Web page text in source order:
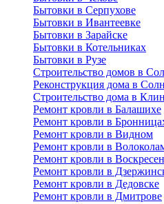
Бытовки в Серпухове
Бытовки в Ивантеевке
Бытовки в Зарайске
Бытовки в Котельниках
Бытовки в Рузе
Строительство домов в
Реконструкция дома в
Строительство дома в
Ремонт кровли в Балашихе
Ремонт кровли в
Ремонт кровли в Видном
Ремонт кровли в
Ремонт кровли в
Ремонт кровли в
Ремонт кровли в Дедовске
Ремонт кровли в Дмитрове